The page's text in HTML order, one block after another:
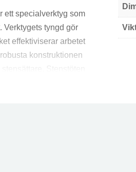
ett specialverktyg som
Verktygets tyngd gör
effektiviserar arbetet
konstruktionen
Den lämpar sig väl